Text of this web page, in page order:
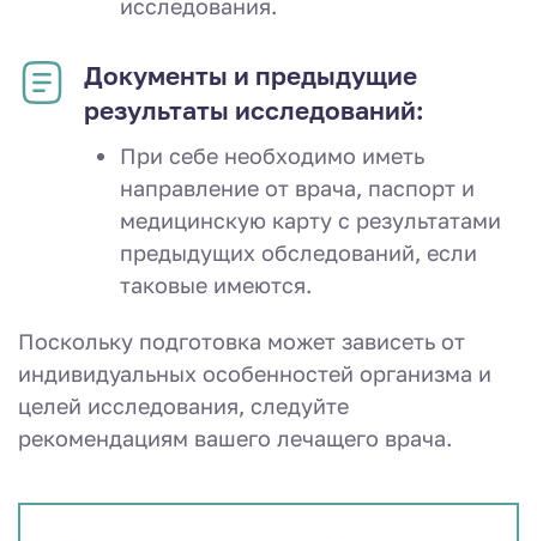
исследования.
Документы и предыдущие
результаты исследований:
При себе необходимо иметь
направление от врача, паспорт и
медицинскую карту с результатами
предыдущих обследований, если
таковые имеются.
Поскольку подготовка может зависеть от
индивидуальных особенностей организма и
целей исследования, следуйте
рекомендациям вашего лечащего врача.